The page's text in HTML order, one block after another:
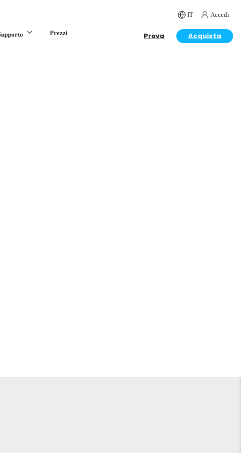
IT Accedi
Prezzi Prova Acquista